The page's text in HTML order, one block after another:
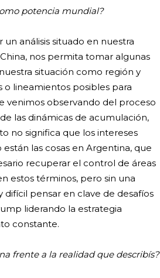
potencia mundial?
análisis situado en nuestra
nos permita tomar algunas
situación como región y
o lineamientos posibles para
venimos observando del proceso
las dinámicas de acumulación,
no significa que los intereses
las cosas en Argentina, que
recuperar el control de áreas
estos términos, pero sin una
difícil pensar en clave de desafíos
liderando la estrategia
constante.
frente a la realidad que describís?